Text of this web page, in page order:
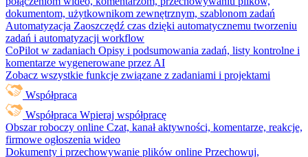
dokumentom, użytkownikom zewnętrznym, szablonom zadań
Automatyzacja Zaoszczędź czas dzięki automatycznemu tworzeniu
zadań i automatyzacji workflow
CoPilot w zadaniach Opisy i podsumowania zadań, listy kontrolne i
komentarze wygenerowane przez AI
Zobacz wszystkie funkcje związane z zadaniami i projektami
Współpraca
Współpraca Wpieraj współpracę
Obszar roboczy online Czat, kanał aktywności, komentarze, reakcje,
firmowe ogłoszenia wideo
Dokumenty i przechowywanie plików online Przechowuj,